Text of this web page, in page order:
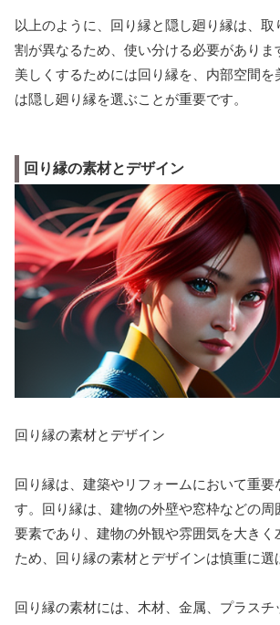
以上のように、回り縁と隠し廻り縁は、取
割が異なるため、使い分ける必要がありま
美しくするためには回り縁を、内部空間を
は隠し廻り縁を選ぶことが重要です。
回り縁の素材とデザイン
回り縁の素材とデザイン
回り縁は、建築やリフォームにおいて重要
す。回り縁は、建物の外壁や窓枠などの周
要素であり、建物の外観や雰囲気を大きく
ため、回り縁の素材とデザインは慎重に選
回り縁の素材には、木材、金属、プラスチ